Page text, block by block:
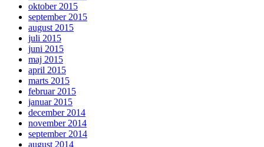
oktober 2015
september 2015
august 2015
juli 2015
juni 2015
maj 2015
april 2015
marts 2015
februar 2015
januar 2015
december 2014
november 2014
september 2014
august 2014